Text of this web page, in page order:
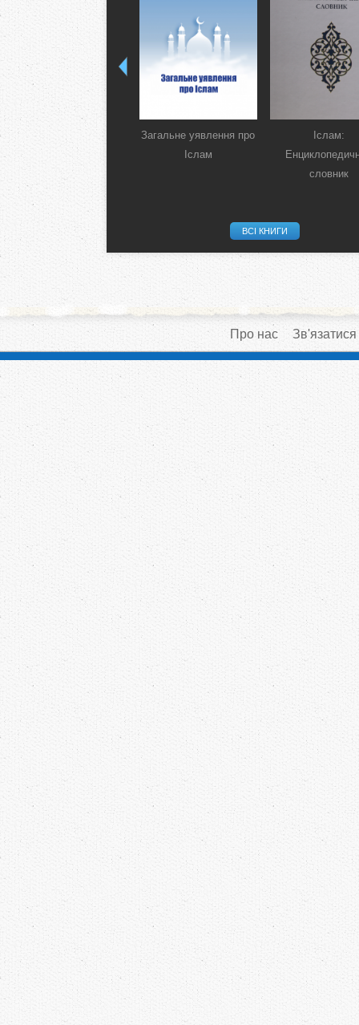
Загальне уявлення про
Іслам
Іслам:
словник
ВСІ КНИГИ
Про нас